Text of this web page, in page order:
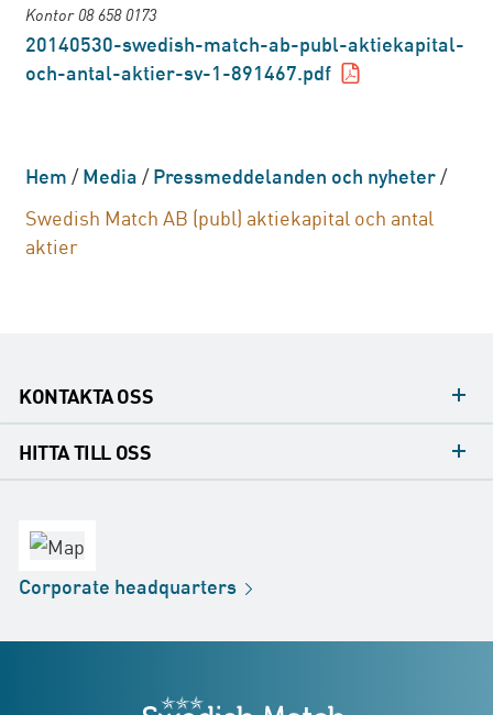
Kontor 08 658 0173
20140530-swedish-match-ab-publ-aktiekapital-
och-antal-aktier-sv-1-891467.pdf
Hem/Media/Pressmeddelanden och nyheter/
Swedish Match AB (publ) aktiekapital och antal
aktier
KONTAKTA OSS
Konsumentkontakt
HITTA TILL OSS
Försäljningskontor
Distribution
Butik
Corporate headquarters